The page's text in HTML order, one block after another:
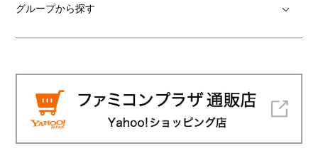
グループから探す